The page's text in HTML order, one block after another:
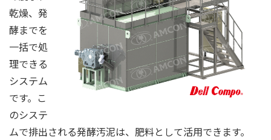
乾燥、発
酵までを
一括で処
理できる
システム
です。こ
のシステ
ムで排出される発酵汚泥は、肥料として活用できます。